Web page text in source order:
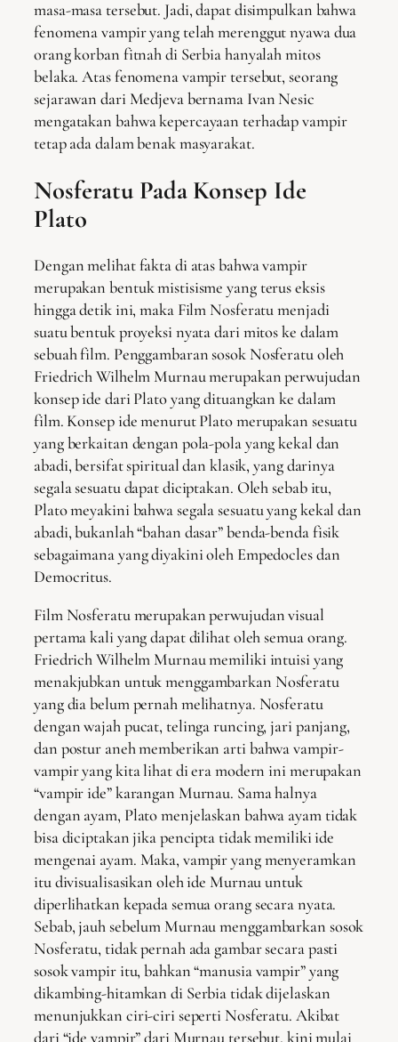
masa-masa tersebut. Jadi, dapat disimpulkan bahwa
fenomena vampir yang telah merenggut nyawa dua
orang korban fitnah di Serbia hanyalah mitos
belaka. Atas fenomena vampir tersebut, seorang
sejarawan dari Medjeva bernama Ivan Nesic
mengatakan bahwa kepercayaan terhadap vampir
tetap ada dalam benak masyarakat.
Nosferatu Pada Konsep Ide
Plato
Dengan melihat fakta di atas bahwa vampir
merupakan bentuk mistisisme yang terus eksis
hingga detik ini, maka Film Nosferatu menjadi
suatu bentuk proyeksi nyata dari mitos ke dalam
sebuah film. Penggambaran sosok Nosferatu oleh
Friedrich Wilhelm Murnau merupakan perwujudan
konsep ide dari Plato yang dituangkan ke dalam
film. Konsep ide menurut Plato merupakan sesuatu
yang berkaitan dengan pola-pola yang kekal dan
abadi, bersifat spiritual dan klasik, yang darinya
segala sesuatu dapat diciptakan. Oleh sebab itu,
Plato meyakini bahwa segala sesuatu yang kekal dan
abadi, bukanlah “bahan dasar” benda-benda fisik
sebagaimana yang diyakini oleh Empedocles dan
Democritus.
Film Nosferatu merupakan perwujudan visual
pertama kali yang dapat dilihat oleh semua orang.
Friedrich Wilhelm Murnau memiliki intuisi yang
menakjubkan untuk menggambarkan Nosferatu
yang dia belum pernah melihatnya. Nosferatu
dengan wajah pucat, telinga runcing, jari panjang,
dan postur aneh memberikan arti bahwa vampir-
vampir yang kita lihat di era modern ini merupakan
“vampir ide” karangan Murnau. Sama halnya
dengan ayam, Plato menjelaskan bahwa ayam tidak
bisa diciptakan jika pencipta tidak memiliki ide
mengenai ayam. Maka, vampir yang menyeramkan
itu divisualisasikan oleh ide Murnau untuk
diperlihatkan kepada semua orang secara nyata.
Sebab, jauh sebelum Murnau menggambarkan sosok
Nosferatu, tidak pernah ada gambar secara pasti
sosok vampir itu, bahkan “manusia vampir” yang
dikambing-hitamkan di Serbia tidak dijelaskan
menunjukkan ciri-ciri seperti Nosferatu. Akibat
dari “ide vampir” dari Murnau tersebut, kini mulai